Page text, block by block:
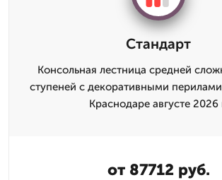
Стандарт
Консольная лестница средней
ступеней с декоративными
Краснодаре августе 2026
от 87712 руб.